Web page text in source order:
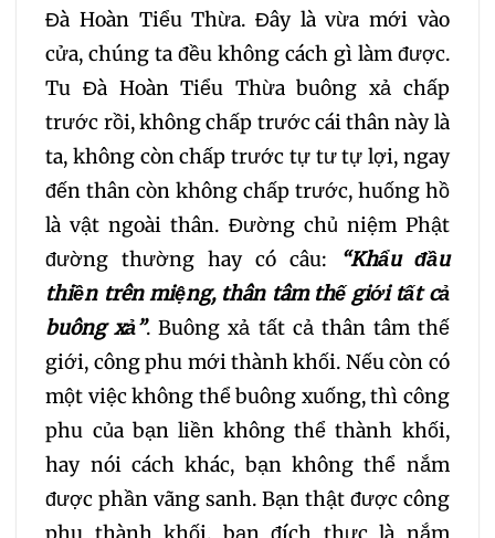
Đà Hoàn Tiểu Thừa. Đây là vừa mới vào
cửa, chúng ta đều không cách gì làm được.
Tu Đà Hoàn Tiểu Thừa buông xả chấp
trước rồi, không chấp trước cái thân này là
ta, không còn chấp trước tự tư tự lợi, ngay
đến thân còn không chấp trước, huống hồ
là vật ngoài thân. Đường chủ niệm Phật
đường thường hay có câu:
“Khẩu đầu
thiền trên miệng, thân tâm thế giới tất cả
buông xả”. Buông xả tất cả thân tâm thế
giới, công phu mới thành khối. Nếu còn có
một việc không thể buông xuống, thì công
phu của bạn liền không thể thành khối,
hay nói cách khác, bạn không thể nắm
được phần vãng sanh. Bạn thật được công